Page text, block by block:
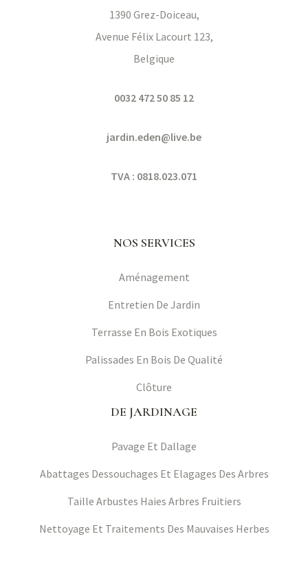
1390 Grez-Doiceau,
Avenue Félix Lacourt 123,
Belgique
0032 472 50 85 12
jardin.eden@live.be
TVA : 0818.023.071
NOS SERVICES
Aménagement
Entretien De Jardin
Terrasse En Bois Exotiques
Palissades En Bois De Qualité
Clôture
DE JARDINAGE
Pavage Et Dallage
Abattages Dessouchages Et Elagages Des Arbres
Taille Arbustes Haies Arbres Fruitiers
Nettoyage Et Traitements Des Mauvaises Herbes